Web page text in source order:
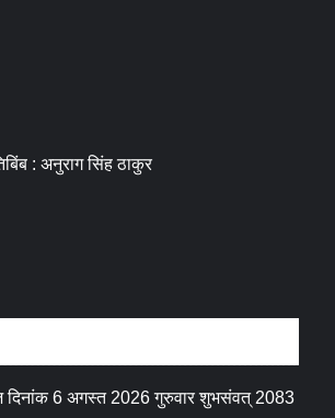
: अनुराग सिंह ठाकुर
आज का पंचांग: आज दिनांक 6 अगस्त 2026 गुरुवार शुभसंवत् 2083